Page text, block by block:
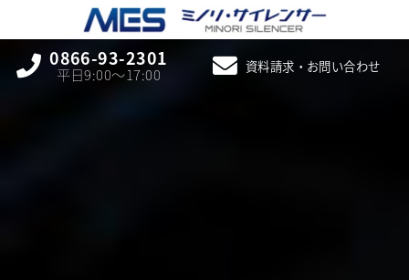
0866-93-2301
平日9:00〜17:00 資料請求・お問い合わせ